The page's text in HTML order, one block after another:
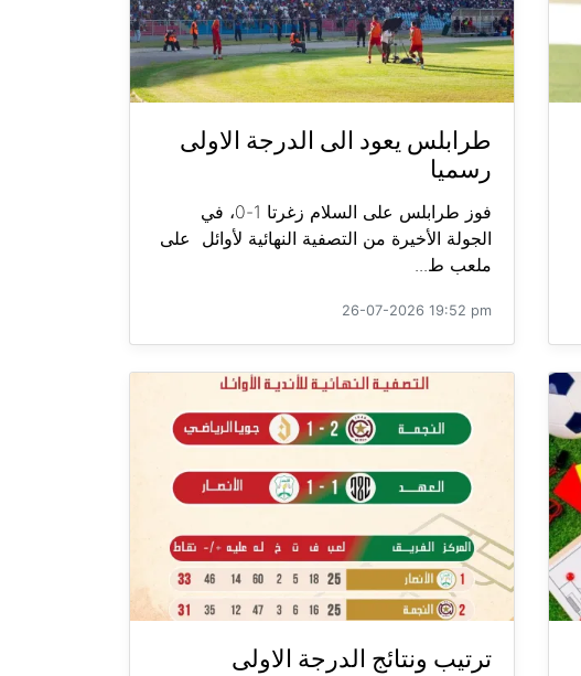
طرابلس يعود الى الدرجة الاولى
رسميا
فوز طرابلس على السلام زغرتا 1-0، في
الجولة الأخيرة من التصفية النهائية لأوائل على
ملعب ط...
26-07-2026 19:52 pm
ترتيب ونتائج الدرجة الاولى